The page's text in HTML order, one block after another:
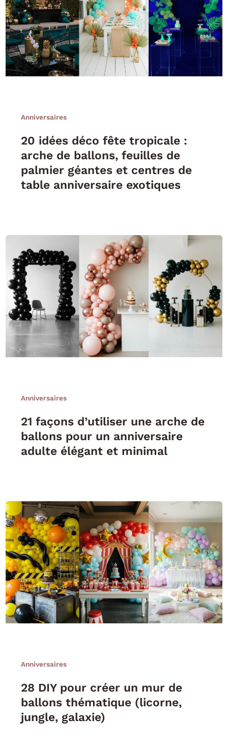
Anniversaires
20 idées déco fête tropicale :
arche de ballons, feuilles de
palmier géantes et centres de
table anniversaire exotiques
Anniversaires
21 façons d’utiliser une arche de
ballons pour un anniversaire
adulte élégant et minimal
Anniversaires
28 DIY pour créer un mur de
ballons thématique (licorne,
jungle, galaxie)